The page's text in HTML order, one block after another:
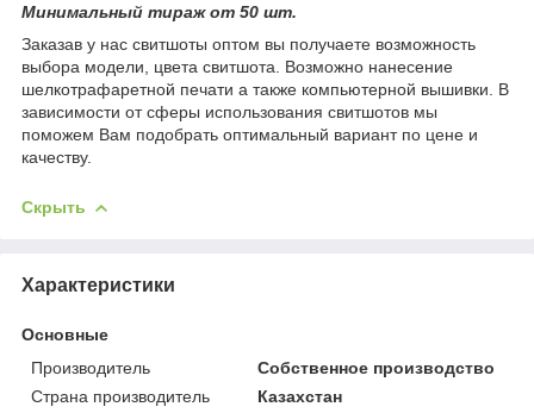
Минимальный тираж от 50 шт.
Заказав у нас свитшоты оптом вы получаете возможность
выбора модели, цвета свитшота. Возможно нанесение
шелкотрафаретной печати а также компьютерной вышивки. В
зависимости от сферы использования свитшотов мы
поможем Вам подобрать оптимальный вариант по цене и
качеству.
Скрыть
Характеристики
Основные
Производитель
Собственное производство
Страна производитель
Казахстан